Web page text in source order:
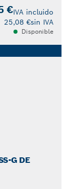
€IVA incluido
25,08 €sin IVA
Disponible
G DE